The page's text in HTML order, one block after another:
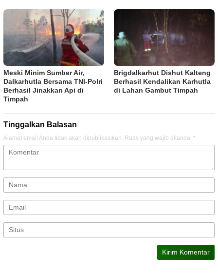
Meski Minim Sumber Air,
Dalkarhutla Bersama TNI-Polri
Berhasil Jinakkan Api di
Timpah
Brigdalkarhut Dishut Kalteng
Berhasil Kendalikan Karhutla
di Lahan Gambut Timpah
Tinggalkan Balasan
Alamat email Anda tidak akan dipublikasikan. Ruas yang wajib ditandai *